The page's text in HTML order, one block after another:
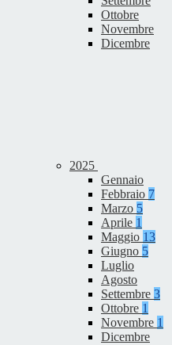
Ottobre
Novembre
Dicembre
2025
Gennaio
Febbraio 7
Marzo 5
Aprile 1
Maggio 13
Giugno 5
Luglio
Agosto
Settembre 3
Ottobre 1
Novembre 1
Dicembre